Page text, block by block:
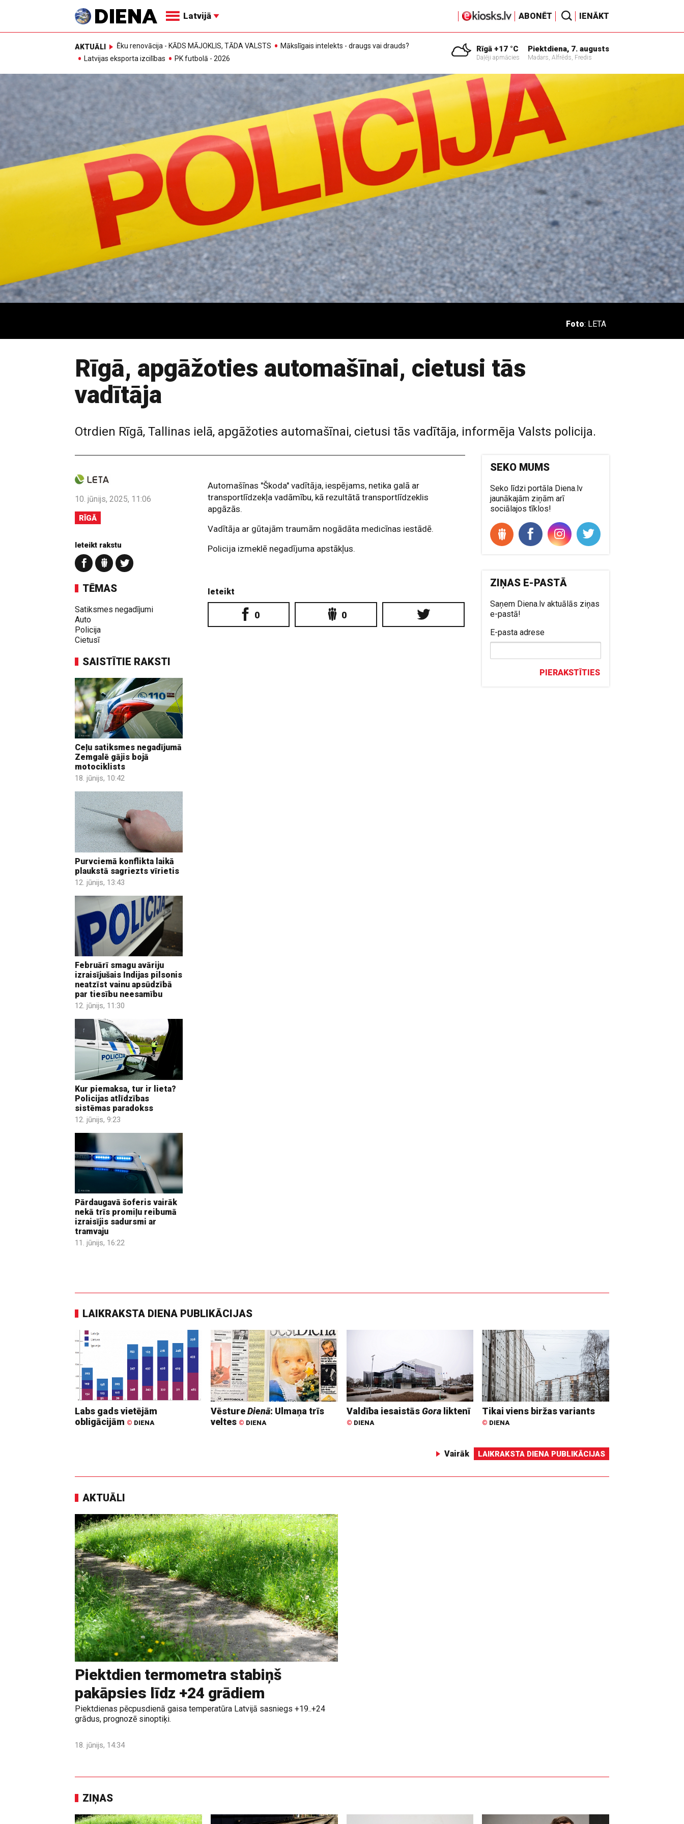
Latvijā ABONĒT IENĀKT
AKTUĀLI Ēku renovācija - KĀDS MĀJOKLIS, TĀDA VALSTS
Mākslīgais intelekts - draugs vai drauds?
Latvijas eksporta izcilības
PK futbolā - 2026
Rīgā +17 °C
Daļēji apmācies
Piektdiena, 7. augusts
Madars, Alfrēds, Fredis
Foto: LETA
Rīgā, apgāžoties automašīnai, cietusi tās
vadītāja
Otrdien Rīgā, Tallinas ielā, apgāžoties automašīnai, cietusi tās vadītāja, informēja Valsts policija.
10. jūnijs, 2025, 11:06
RĪGĀ
Ieteikt rakstu
TĒMAS
Satiksmes negadījumi
Auto
Policija
Cietusī
SAISTĪTIE RAKSTI
Ceļu satiksmes negadījumā
Zemgalē gājis bojā
motociklists
18. jūnijs, 10:42
Purvciemā konflikta laikā
plaukstā sagriezts vīrietis
12. jūnijs, 13:43
Februārī smagu avāriju
izraisījušais Indijas pilsonis
neatzīst vainu apsūdzībā
par tiesību neesamību
12. jūnijs, 11:30
Kur piemaksa, tur ir lieta?
Policijas atlīdzības
sistēmas paradokss
12. jūnijs, 9:23
Pārdaugavā šoferis vairāk
nekā trīs promiļu reibumā
izraisījis sadursmi ar
tramvaju
11. jūnijs, 16:22
Automašīnas "Škoda" vadītāja, iespējams, netika galā ar
transportlīdzekļa vadāmību, kā rezultātā transportlīdzeklis
apgāzās.
Vadītāja ar gūtajām traumām nogādāta medicīnas iestādē.
Policija izmeklē negadījuma apstākļus.
Ieteikt
0 0
SEKO MUMS
Seko līdzi portāla Diena.lv
jaunākajām ziņām arī
sociālajos tīklos!
ZIŅAS E-PASTĀ
Saņem Diena.lv aktuālās ziņas
e-pastā!
E-pasta adrese
PIERAKSTĪTIES
LAIKRAKSTA DIENA PUBLIKĀCIJAS
Labs gads vietējām
obligācijām © DIENA
VēstureDienā: Ulmaņa trīs
veltes © DIENA
Valdība iesaistāsGoraliktenī
© DIENA
Tikai viens biržas variants
© DIENA
Vairāk LAIKRAKSTA DIENA PUBLIKĀCIJAS
AKTUĀLI
Piektdien termometra stabiņš
pakāpsies līdz +24 grādiem
Piektdienas pēcpusdienā gaisa temperatūra Latvijā sasniegs +19..+24
grādus, prognozē sinoptiķi.
18. jūnijs, 14:34
ZIŅAS